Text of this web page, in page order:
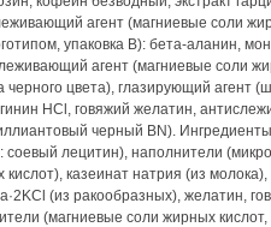
агент (магниевые соли
упаковка B): бета-аланин,
агент (магниевые соли
черного цвета), глазирующий
HCl, говяжий желатин,
черный BN).
соевый лецитин), наполнители
казеинат натрия (из
(из ракообразных), желатин,
(магниевые соли жирных